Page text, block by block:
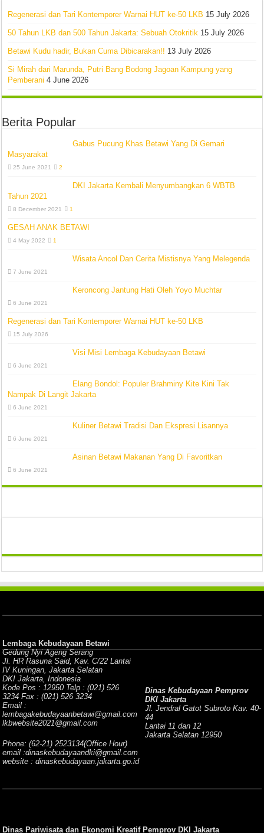
Regenerasi dan Tari Kontemporer Warnai HUT ke-50 LKB 15 July 2026
50 Tahun LKB dan 500 Tahun Jakarta: Sebuah Otokritik 15 July 2026
Betawi Kudu hadir, Bukan Cuma Dibicarakan!! 13 July 2026
Si Mirah dari Marunda, Putri Bang Bodong Jagoan Kampung yang
Pemberani 4 June 2026
Berita Popular
Gabus Pucung Khas Betawi Yang Di Gemari
Masyarakat
25 June 2021 2
DKI Jakarta Kembali Menyumbangkan 6 WBTB
Tahun 2021
8 December 2021 1
GESAH ANAK BETAWI
4 May 2022 1
Wisata Ancol Dan Cerita Mistisnya Yang Melegenda
7 June 2021
Keroncong Jantung Hati Oleh Yoyo Muchtar
6 June 2021
Regenerasi dan Tari Kontemporer Warnai HUT ke-50 LKB
15 July 2026
Visi Misi Lembaga Kebudayaan Betawi
6 June 2021
Elang Bondol: Populer Brahminy Kite Kini Tak
Nampak Di Langit Jakarta
6 June 2021
Kuliner Betawi Tradisi Dan Ekspresi Lisannya
6 June 2021
Asinan Betawi Makanan Yang Di Favoritkan
6 June 2021
Lembaga Kebudayaan Betawi
Gedung Nyi Ageng Serang
Jl. HR Rasuna Said, Kav. C/22 Lantai
IV Kuningan, Jakarta Selatan
DKI Jakarta, Indonesia
Kode Pos : 12950 Telp : (021) 526
3234 Fax : (021) 526 3234
Email :
lembagakebudayaanbetawi@gmail.com
lkbwebsite2021@gmail.com
Dinas Kebudayaan Pemprov
DKI Jakarta
Jl. Jendral Gatot Subroto Kav. 40-
44
Lantai 11 dan 12
Jakarta Selatan 12950
Phone: (62-21) 2523134(Office Hour)
email :dinaskebudayaandki@gmail.com
website : dinaskebudayaan.jakarta.go.id
Dinas Pariwisata dan Ekonomi Kreatif Pemprov DKI Jakarta